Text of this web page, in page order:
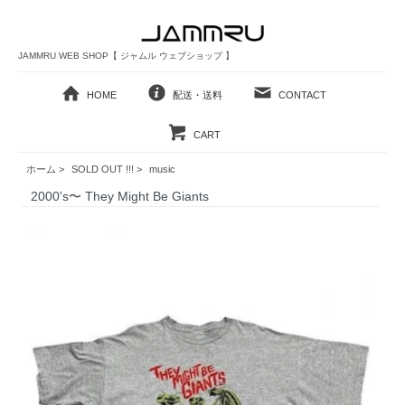
JAMMRU WEB SHOP【 ジャムル ウェブショップ 】
HOME 配送・送料 CONTACT
CART
ホーム > SOLD OUT !!! > music
2000's〜 They Might Be Giants